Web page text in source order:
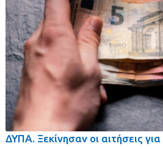
ΔΥΠΑ. Ξεκίνησαν οι αιτήσεις